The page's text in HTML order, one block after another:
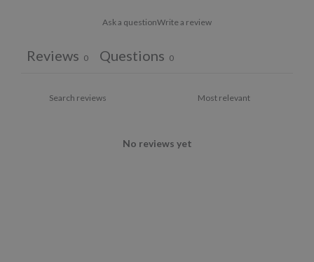
Ask a questionWrite a review
Reviews 0 Questions 0
No reviews yet